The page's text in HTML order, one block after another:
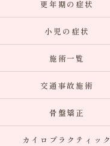
更年期の症状
小児の症状
施術一覧
交通事故施術
骨盤矯正
カイロプラクティック